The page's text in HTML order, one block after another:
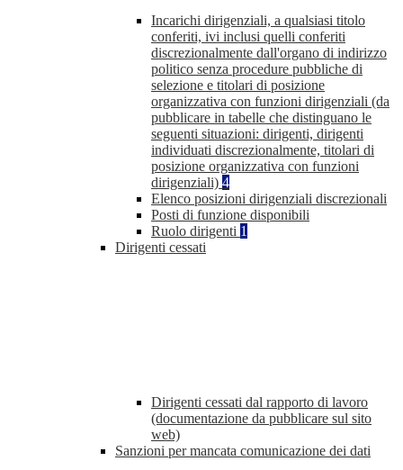
Incarichi dirigenziali, a qualsiasi titolo
conferiti, ivi inclusi quelli conferiti
discrezionalmente dall'organo di indirizzo
politico senza procedure pubbliche di
selezione e titolari di posizione
organizzativa con funzioni dirigenziali (da
pubblicare in tabelle che distinguano le
seguenti situazioni: dirigenti, dirigenti
individuati discrezionalmente, titolari di
posizione organizzativa con funzioni
dirigenziali) 4
Elenco posizioni dirigenziali discrezionali
Posti di funzione disponibili
Ruolo dirigenti 1
Dirigenti cessati
Dirigenti cessati dal rapporto di lavoro
(documentazione da pubblicare sul sito
web)
Sanzioni per mancata comunicazione dei dati